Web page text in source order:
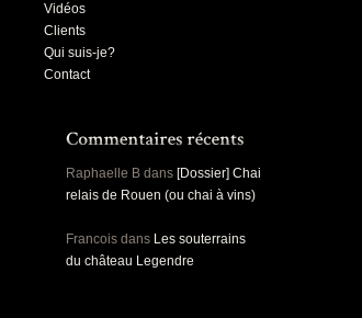
Vidéos
Clients
Qui suis-je?
Contact
Raphaelle B dans [Dossier] Chai
relais de Rouen (ou chai à vins)
Francois dans Les souterrains
du château Legendre